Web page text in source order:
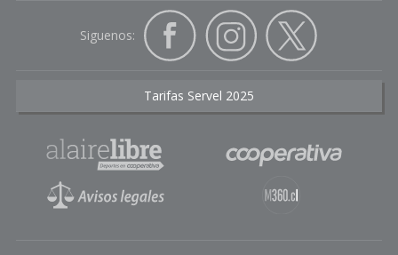
Siguenos:
Tarifas Servel 2025